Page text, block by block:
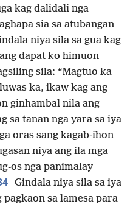
kag dalidali nga
sia sa atubangan
niya sila sa gua kag
dapat ko himuon
sila: “Magtuo ka
ka, ikaw kag ang
ginhambal nila ang
sa tanan nga yara sa iya
oras sang kagab-ihon
niya ang ila mga
os nga panimalay
Gindala niya sila sa iya
pagkaon sa lamesa para